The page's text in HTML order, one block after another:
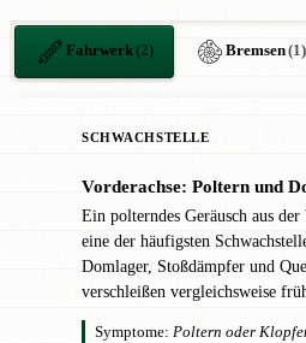
Fahrwerk(2) Bremsen(1)
SCHWACHSTELLE
Vorderachse: Poltern und
Ein polterndes Geräusch aus der
eine der häufigsten
Domlager, Stoßdämpfer und
verschleißen vergleichsweise
Symptome: Poltern oder